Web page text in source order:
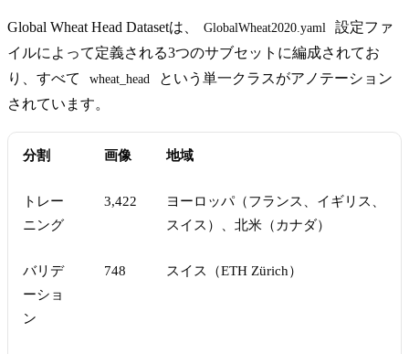
Global Wheat Head Datasetは、 GlobalWheat2020.yaml
設定ファ
イルによって定義される3つのサブセットに編成されてお
り、すべて
wheat_head
という単一クラスがアノテーション
されています。
分割 画像 地域
トレー
ニング
3,422
ヨーロッパ（フランス、イギリス、
スイス）、北米（カナダ）
バリデ
ーショ
ン
748 スイス（ETH Zürich）